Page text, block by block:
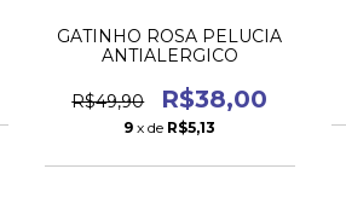
GATINHO ROSA PELUCIA
ANTIALERGICO
R$49,90 R$38,00
9 x de R$5,13